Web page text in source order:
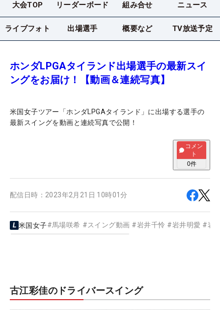
大会TOP リーダーボード 組み合せ ニュース
ライブフォト 出場選手 概要など TV放送予定
ホンダLPGAタイランド出場選手の最新スイ
ングをお届け！【動画＆連続写真】
米国女子ツアー「ホンダLPGAタイランド」に出場する選手の
最新スイングを動画と連続写真で公開！
コメン
ト
0件
配信日時： 2023年2月21日 10時01分
米国女子#馬場咲希 #スイング動画 #岩井千怜 #岩井明愛 #岩
古江彩佳のドライバースイング